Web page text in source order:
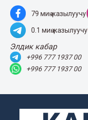
79 миң жазылуучу
0.1 миң жазылуучу
Элдик кабар
+996 777 1937 00
+996 777 1937 00